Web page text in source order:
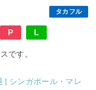
タカフル
P L
です。
| シンガポール・マレ